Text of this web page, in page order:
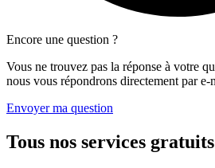
Encore une question ?
Vous ne trouvez pas la réponse à votre
nous vous répondrons directement par e-
Envoyer ma question
Tous nos services gratuits